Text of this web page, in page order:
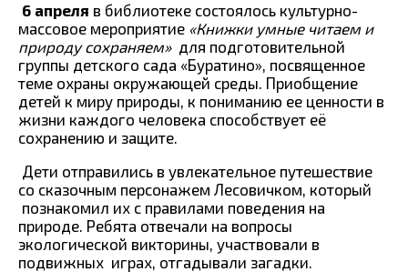
6 апреля в библиотеке состоялось культурно-
массовое мероприятие «Книжки умные читаем и
природу сохраняем»для подготовительной
группы детского сада «Буратино», посвященное
теме охраны окружающей среды. Приобщение
детей к миру природы, к пониманию ее ценности в
жизни каждого человека способствует её
сохранению и защите.
Дети отправились в увлекательное путешествие
со сказочным персонажем Лесовичком, который
познакомил их с правилами поведения на
природе. Ребята отвечали на вопросы
экологической викторины, участвовали в
подвижных играх, отгадывали загадки.